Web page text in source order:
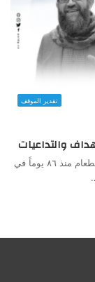
تقدير الموقف
والتداعيات
أثار استشهاد الأسير الشيخ خضر عدنان، المضرب عن الطعام منذ ٨٦ يوماً في